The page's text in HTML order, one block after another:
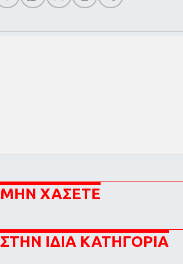
ΜΗΝ ΧΑΣΕΤΕ
ΣΤΗΝ ΙΔΙΑ ΚΑΤΗΓΟΡΙΑ